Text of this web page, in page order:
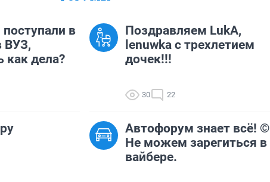
поступали в
ВУЗ,
как дела?
Поздравляем LukA,
lenuwka с трехлетием
дочек!!!
30 22
Автофорум знает всё! ©
Не можем зарегиться в
вайбере.